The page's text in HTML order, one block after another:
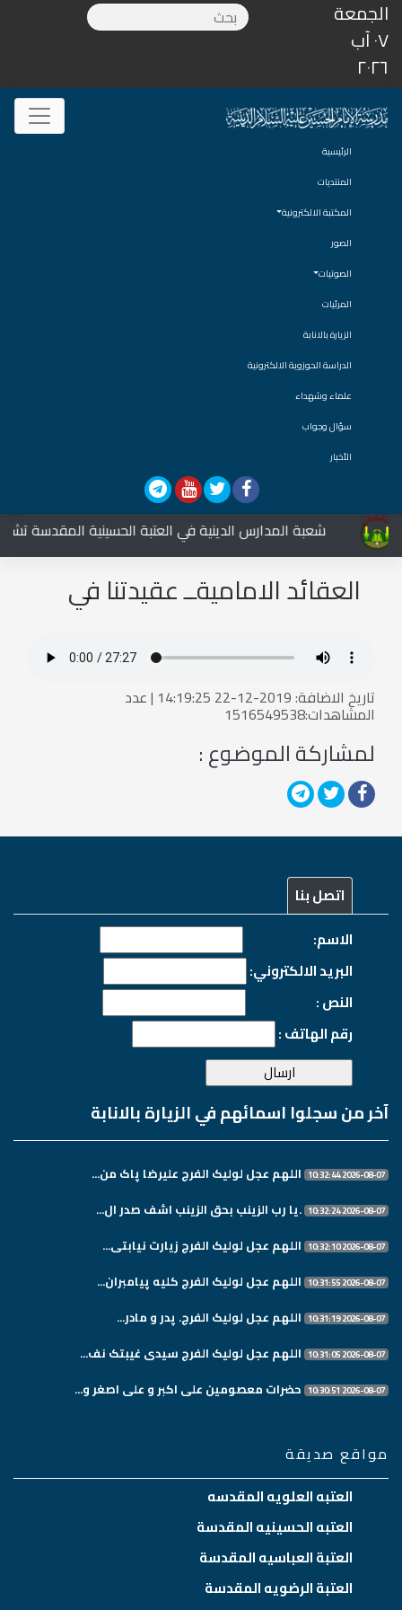
الجمعة
٠٧ آب
٢٠٢٦
الرئيسية
المنتديات
المكتبة الالكترونية
الصور
الصوتيات
المرئيات
الزيارة بالانابة
الدراسة الحوزوية الالكترونية
علماء وشهداء
سؤال وجواب
الأخبار
شعبة المدارس الدينية في العتبة الحسينية المقدسة
العقائد الاماميةــ عقيدتنا في
تاريخ الاضافة: 2019-12-22 14:19:25 | عدد
المشاهدات:1516549538
لمشاركة الموضوع :
اتصل بنا
الاسم:
البريد الالكتروني:
النص :
رقم الهاتف :
آخر من سجلوا اسمائهم في الزيارة بالانابة
2026-08-07 10:32:44 اللهم عجل لولیک الفرج علیرضا پاک من...
2026-08-07 10:32:24 .یا رب الزینب بحق الزینب اشف صدر ال...
2026-08-07 10:32:10 اللهم عجل لولیک الفرج زیارت نیابتی...
2026-08-07 10:31:55 اللهم عجل لولیک الفرج کلیه پیامبران...
2026-08-07 10:31:19 اللهم عجل لولیک الفرج. پدر و مادر...
2026-08-07 10:31:05 اللهم عجل لولیک الفرج سیدی غیبتک نف...
2026-08-07 10:30:51 حضرات معصومین علی اکبر و علی اصغر و...
مواقع صديقة
العتبه العلويه المقدسه
العتبه الحسينيه المقدسة
العتبة العباسيه المقدسة
العتبة الرضويه المقدسة